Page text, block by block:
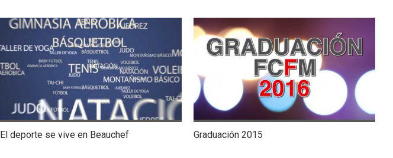
El deporte se vive en Beauchef Graduación 2015